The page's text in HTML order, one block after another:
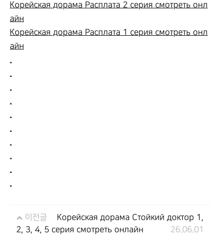
Корейская дорама Расплата 2 серия смотреть онл
айн
Корейская дорама Расплата 1 серия смотреть онл
айн
.
.
.
.
.
.
.
.
.
.
이전글
Корейская дорама Стойкий доктор 1,
2, 3, 4, 5 серия смотреть онлайн
26.06.01